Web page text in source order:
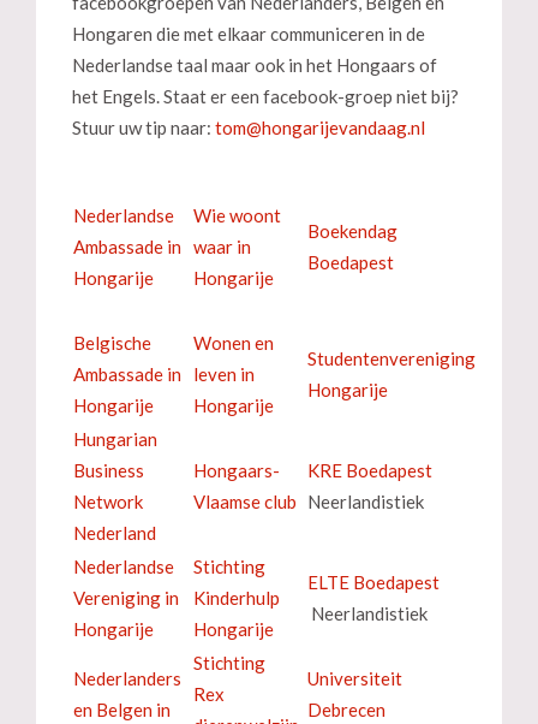
Hongaren die met elkaar communiceren in de
Nederlandse taal maar ook in het Hongaars of
het Engels. Staat er een facebook-groep niet bij?
Stuur uw tip naar:
Nederlandse
Ambassade in
Hongarije
Wie woont
waar in
Hongarije
Boekendag
Boedapest
Belgische
Ambassade in
Hongarije
Wonen en
leven in
Hongarije
Studentenvereniging
Hongarije
Hungarian
Business
Network
Nederland
Hongaars-
Vlaamse club
KRE Boedapest
Neerlandistiek
Nederlandse
Vereniging in
Hongarije
Stichting
Kinderhulp
Hongarije
ELTE Boedapest
Neerlandistiek
Nederlanders
en Belgen in
Stichting
Rex
Universiteit
Debrecen